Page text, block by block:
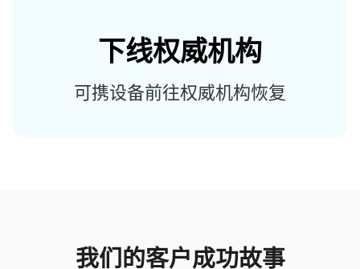
下线权威机构
可携设备前往权威机构恢复
我们的客户成功故事